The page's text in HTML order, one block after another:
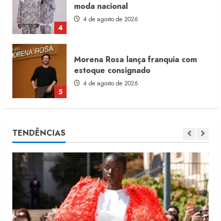
5
estoque consignado
4 de agosto de 2026
1
Moda vende US$63,7 bilhões em
produtos licenciados
6 de agosto de 2026
2
Fakini prevê R$345 milhões de
receita em 2026
4 de agosto de 2026
TENDÊNCIAS